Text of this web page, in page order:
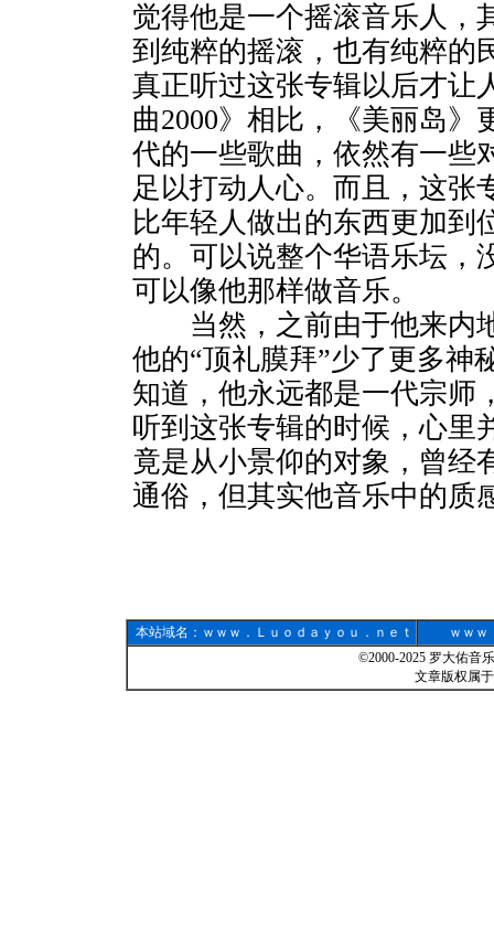
觉得他是一个摇滚音乐人，
到纯粹的摇滚，也有纯粹的
真正听过这张专辑以后才让
曲2000》相比，《美丽岛》
代的一些歌曲，依然有一些
足以打动人心。而且，这张
比年轻人做出的东西更加到
的。可以说整个华语乐坛，
可以像他那样做音乐。
当然，之前由于他来内
他的“顶礼膜拜”少了更多神
知道，他永远都是一代宗师
听到这张专辑的时候，心里
竟是从小景仰的对象，曾经
通俗，但其实他音乐中的质